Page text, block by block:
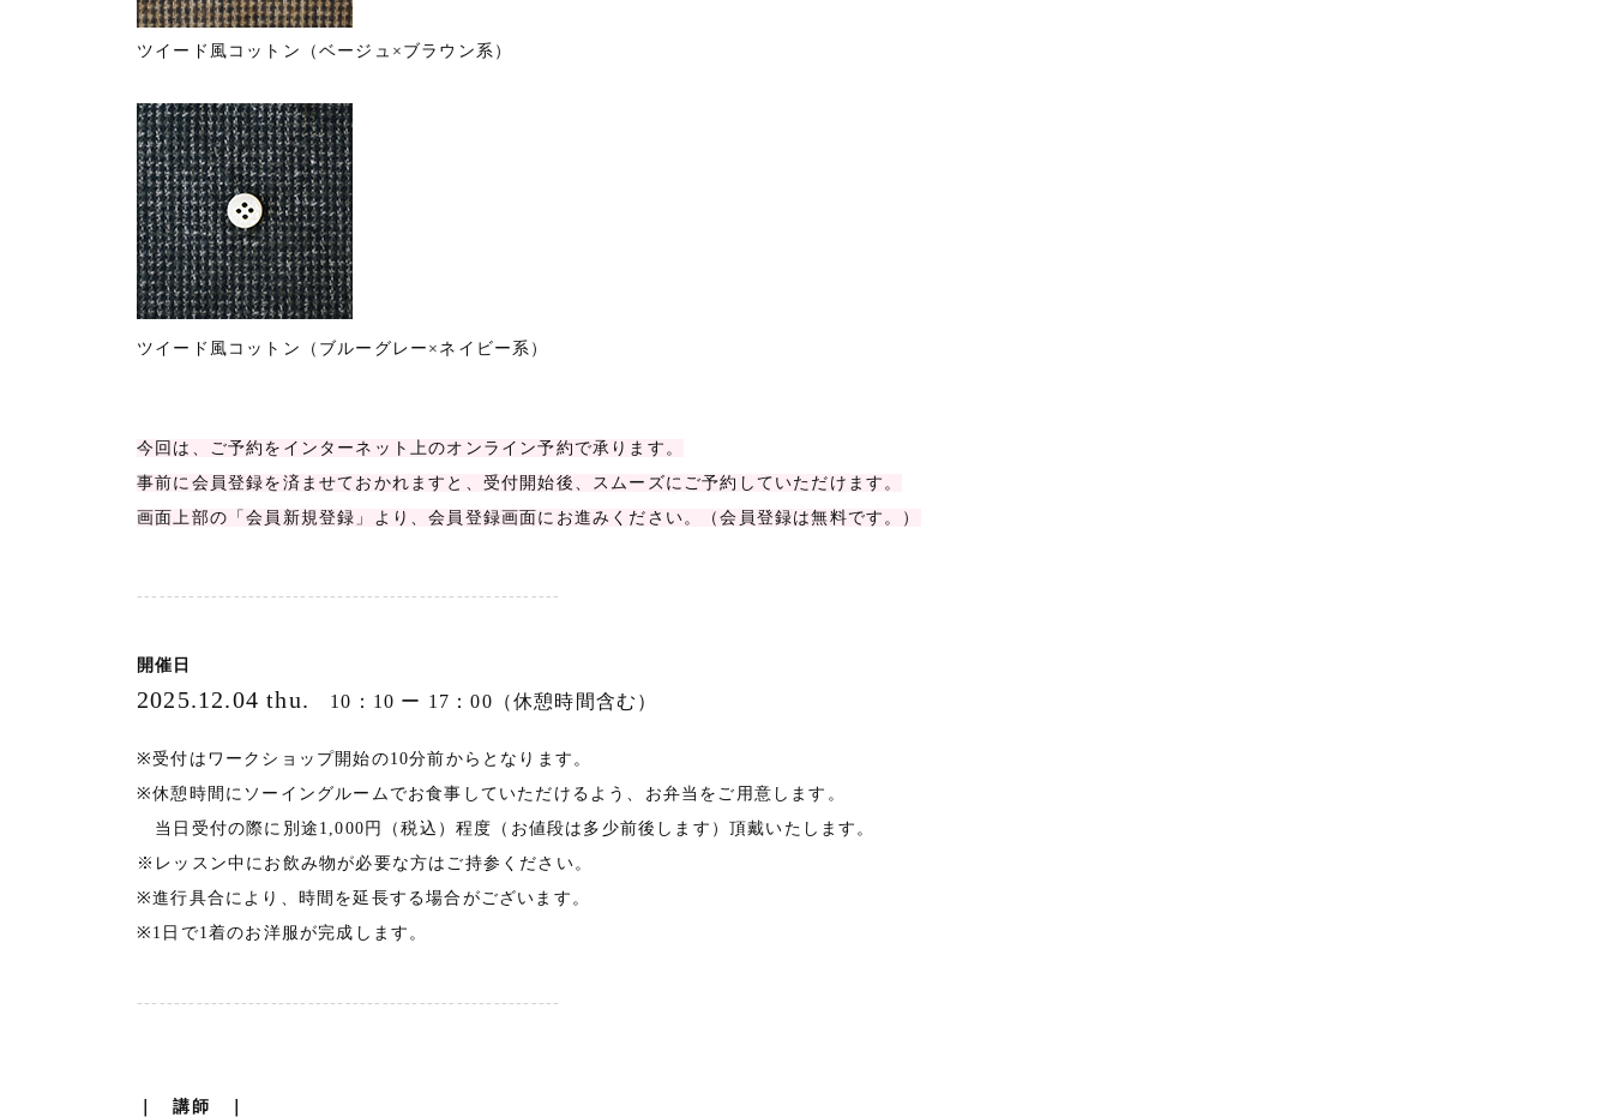
ツイード風コットン（ベージュ×ブラウン系）
ツイード風コットン（ブルーグレー×ネイビー系）
今回は、ご予約をインターネット上のオンライン予約で承ります。
事前に会員登録を済ませておかれますと、受付開始後、スムーズにご予約していただけます。
画面上部の「会員新規登録」より、会員登録画面にお進みください。（会員登録は無料です。）
---------------------------------------------------------
開催日
2025.12.04 thu. 10：10 ー 17：00（休憩時間含む）
※受付はワークショップ開始の10分前からとなります。
※休憩時間にソーイングルームでお食事していただけるよう、お弁当をご用意します。
当日受付の際に別途1,000円（税込）程度（お値段は多少前後します）頂戴いたします。
※レッスン中にお飲み物が必要な方はご持参ください。
※進行具合により、時間を延長する場合がございます。
※1日で1着のお洋服が完成します。
---------------------------------------------------------
｜ 講師 ｜